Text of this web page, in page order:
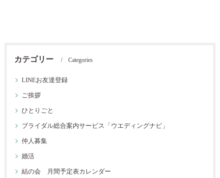
カテゴリー Categories
LINEお友達登録
ご挨拶
ひとりごと
ブライダル総合案内サービス「ウエディングナビ」
仲人募集
婚活
結の会 月間予定表カレンダー